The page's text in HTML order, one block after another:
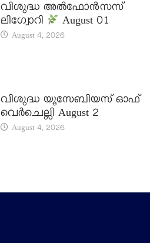
വിശുദ്ധ അൽഫോൻസസ്
ലിഗ്വോറി
August 01
August 4, 2026
വിശുദ്ധ യൂസേബിയസ് ഓഫ്
വെർചെല്ലി August 2
August 4, 2026